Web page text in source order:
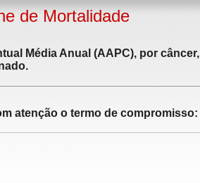
de Mortalidade
Média Anual (AAPC), por
atenção o termo de compromisso: